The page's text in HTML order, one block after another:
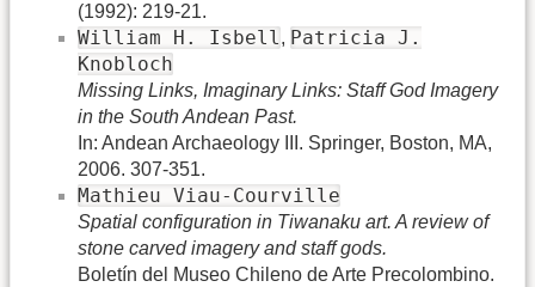
(1992): 219-21.
William H. Isbell, Patricia J.
Knobloch
Missing Links, Imaginary Links: Staff God Imagery
in the South Andean Past.
In: Andean Archaeology III. Springer, Boston, MA,
2006. 307-351.
Mathieu Viau-Courville
Spatial configuration in Tiwanaku art. A review of
stone carved imagery and staff gods.
Boletín del Museo Chileno de Arte Precolombino.